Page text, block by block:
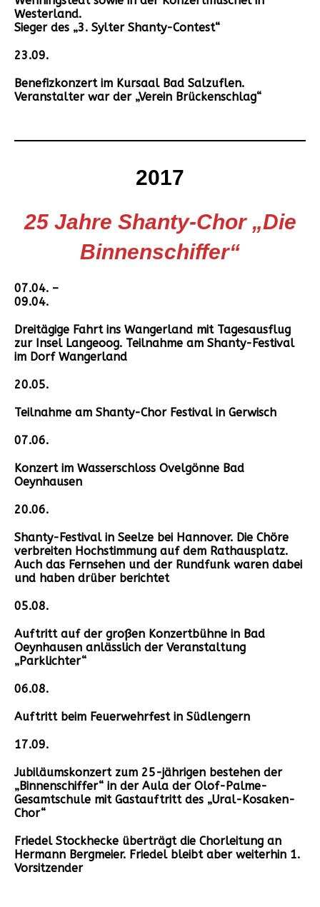
Westerland.
Sieger des „3. Sylter Shanty-Contest“
23.09.
Benefizkonzert im Kursaal Bad Salzuflen.
Veranstalter war der „Verein Brückenschlag“
2017
25 Jahre Shanty-Chor „Die
Binnenschiffer“
07.04. –
09.04.
Dreitägige Fahrt ins Wangerland mit Tagesausflug
zur Insel Langeoog. Teilnahme am Shanty-Festival
im Dorf Wangerland
20.05.
Teilnahme am Shanty-Chor Festival in Gerwisch
07.06.
Konzert im Wasserschloss Ovelgönne Bad
Oeynhausen
20.06.
Shanty-Festival in Seelze bei Hannover. Die Chöre
verbreiten Hochstimmung auf dem Rathausplatz.
Auch das Fernsehen und der Rundfunk waren dabei
und haben drüber berichtet
05.08.
Auftritt auf der großen Konzertbühne in Bad
Oeynhausen anlässlich der Veranstaltung
„Parklichter“
06.08.
Auftritt beim Feuerwehrfest in Südlengern
17.09.
Jubiläumskonzert zum 25-jährigen bestehen der
„Binnenschiffer“ in der Aula der Olof-Palme-
Gesamtschule mit Gastauftritt des „Ural-Kosaken-
Chor“
Friedel Stockhecke überträgt die Chorleitung an
Hermann Bergmeier. Friedel bleibt aber weiterhin 1.
Vorsitzender